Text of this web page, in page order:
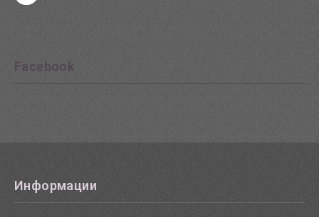
Facebook
Информации